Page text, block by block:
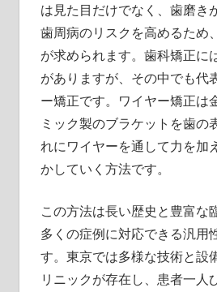
歩！
は見た目だけでなく、歯磨き
歯周病のリスクを高めるため
が求められます。歯科矯正に
がありますが、その中でも代
ー矯正です。ワイヤー矯正は
ミック製のブラケットを歯の
れにワイヤーを通して力を加
かしていく方法です。
この方法は長い歴史と豊富な
多くの症例に対応できる汎用
す。東京では多様な技術と設
リニックが存在し、患者一人